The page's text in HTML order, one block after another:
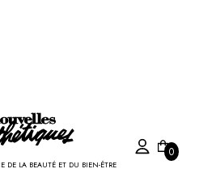
DE LA BEAUTÉ ET DU BIEN-ÊTRE
0